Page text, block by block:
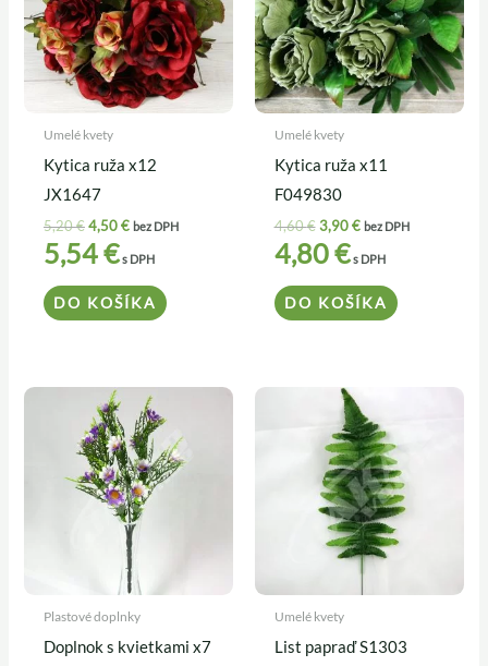
Umelé kvety
Kytica ruža x12
JX1647
5,20€4,50€ bez DPH
5,54€s DPH
DO KOŠÍKA
Umelé kvety
Kytica ruža x11
F049830
4,60€ 3,90€ bez DPH
4,80€s DPH
DO KOŠÍKA
Plastové doplnky
Doplnok s kvietkami x7
Umelé kvety
List papraď S1303